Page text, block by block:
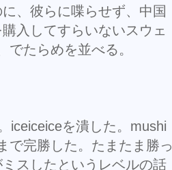
、彼らに喋らせず、中国
入してすらいないスウェ
たらめを並べる。
iceiceiceを潰した。mushi
で完勝した。たまたま勝っ
スしたというレベルの話